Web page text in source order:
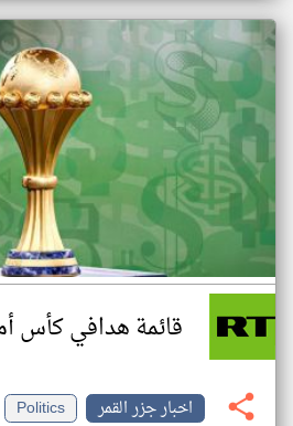
قائمة هدافي كأس أمم
اخبار جزر القمر
Politics